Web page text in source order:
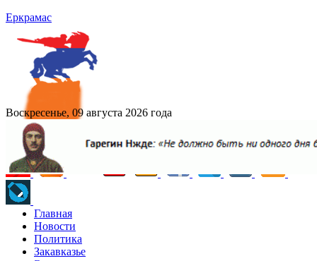
Еркрамас
Воскресенье, 09 августа 2026 года
Главная
Новости
Политика
Закавказье